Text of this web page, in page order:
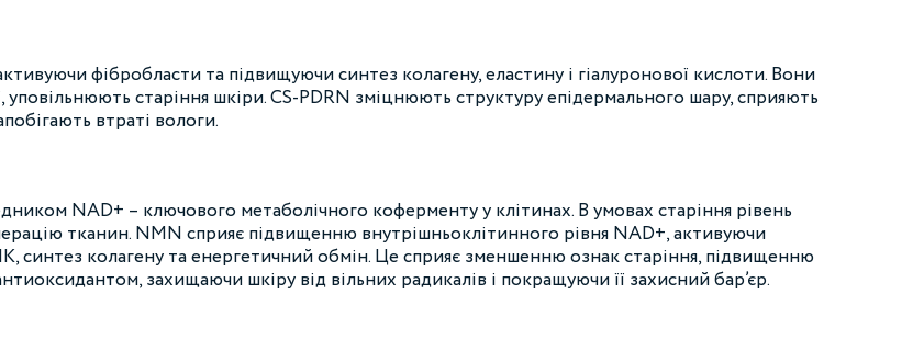
фібробласти та підвищуючи синтез колагену, еластину і гіалуронової кислоти. Вони
старіння шкіри. CS-PDRN зміцнюють структуру епідермального шару, сприяють
втраті вологи.
NAD+ – ключового метаболічного коферменту у клітинах. В умовах старіння рівень
тканин. NMN сприяє підвищенню внутрішньоклітинного рівня NAD+, активуючи
синтез колагену та енергетичний обмін. Це сприяє зменшенню ознак старіння, підвищенню
захищаючи шкіру від вільних радикалів і покращуючи її захисний бар’єр.